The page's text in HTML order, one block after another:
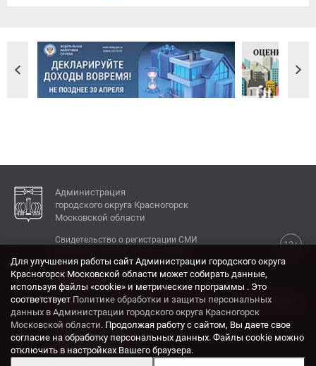
Администрация
городского округа Красногорск
Московской области
12+
Свидетельство о регистрации СМИ
КОНТАКТЫ
Адрес: 143404, Московская область, г. Красногорск,
ул. Ленина, дом 4.
Электронная почта:
krasrn@mosreg.ru
Для улучшения работы сайт Администрации городского округа
Красногорск Московской области может собирать данные,
используя файлы «cookie» и метрические программы . Это
соответствует Политике обработки и защиты персональных
данных в Администрации городского округа Красногорск
Московской области. Продолжая работу с сайтом, Вы даете свое
согласие на обработку персональных данных. Файлы cookie можно
отключить в настройках Вашего браузера.